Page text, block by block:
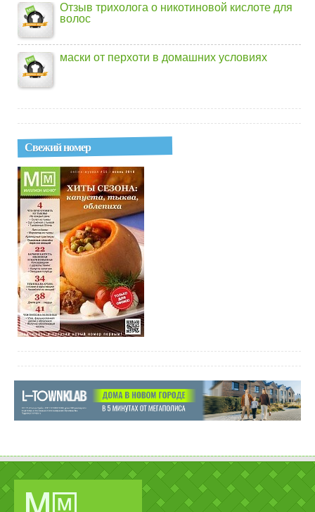
Отзыв трихолога о никотиновой кислоте для
волос
маски от перхоти в домашних условиях
Свежий номер